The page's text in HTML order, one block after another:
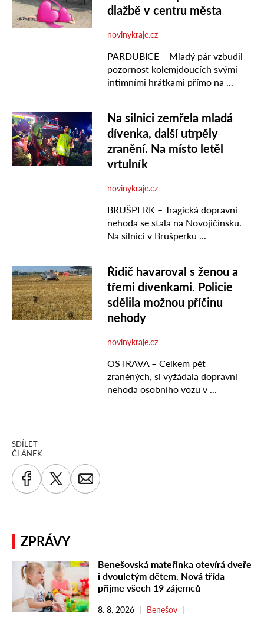
SDÍLET
ČLÁNEK
ZPRÁVY
Benešovská mateřinka otevírá dveře
i dvouletým dětem. Nová třída
přijme všech 19 zájemců
8. 8. 2026 Benešov